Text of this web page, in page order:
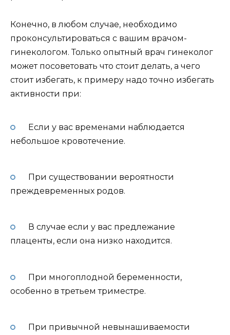
Конечно, в любом случае, необходимо
проконсультироваться с вашим врачом-
гинекологом. Только опытный врач гинеколог
может посоветовать что стоит делать, а чего
стоит избегать, к примеру надо точно избегать
активности при:
Если у вас временами наблюдается
небольшое кровотечение.
При существовании вероятности
преждевременных родов.
В случае если у вас предлежание
плаценты, если она низко находится.
При многоплодной беременности,
особенно в третьем триместре.
При привычной невынашиваемости